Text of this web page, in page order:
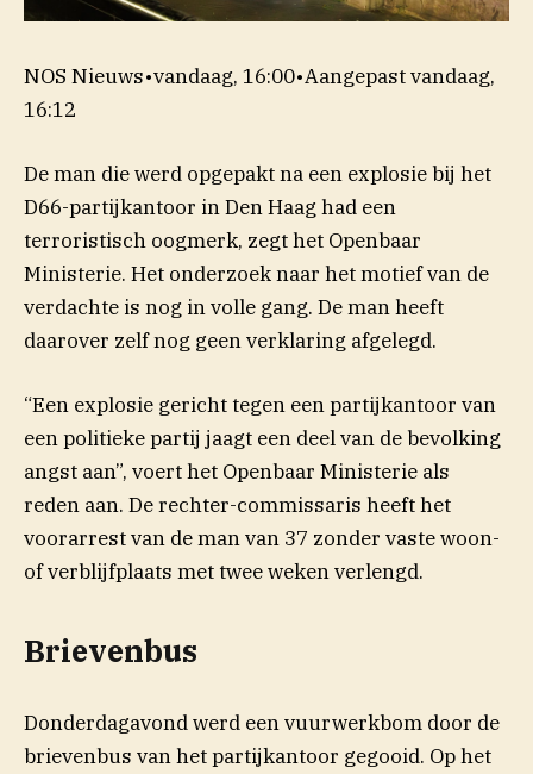
NOS Nieuws•vandaag, 16:00•Aangepastvandaag,
16:12
De man die werd opgepakt na een explosie bij het
D66-partijkantoor in Den Haag had een
terroristisch oogmerk, zegt het Openbaar
Ministerie. Het onderzoek naar het motief van de
verdachte is nog in volle gang. De man heeft
daarover zelf nog geen verklaring afgelegd.
“Een explosie gericht tegen een partijkantoor van
een politieke partij jaagt een deel van de bevolking
angst aan”, voert het Openbaar Ministerie als
reden aan. De rechter-commissaris heeft het
voorarrest van de man van 37 zonder vaste woon-
of verblijfplaats met twee weken verlengd.
Brievenbus
Donderdagavond werd een vuurwerkbom door de
brievenbus van het partijkantoor gegooid. Op het